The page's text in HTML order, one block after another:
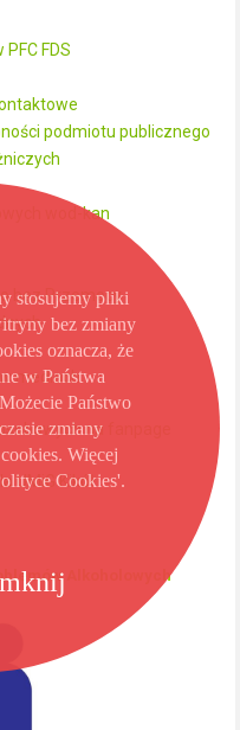
FDS
podmiotu publicznego
wod-kan
bez Przemocy
mediach
na fanpage
UMiG Kikół
Alkoholowych
stosujemy pliki
bez zmiany
oznacza, że
w Państwa
Państwo
zmiany
Więcej
Cookies'.